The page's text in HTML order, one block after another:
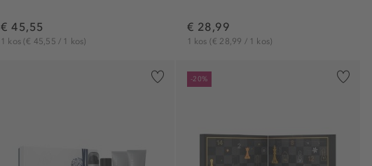
€ 45,55
1 kos(€ 45,55 / 1 kos)
€ 28,99
1 kos (€ 28,99 / 1 kos)
-20%